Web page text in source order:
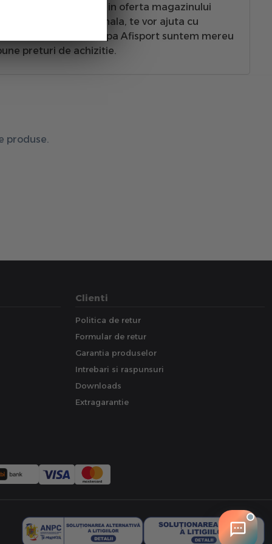
si aparate de sport in oferta magazinului
sau multifunctionala, te vor ajuta cu
chiar zilnic. Noi, Echipa Afisport suntem mereu
preturi de achizitie.
produse.
Clienti
Politica de retur
Formular de retur
Garantia produselor
Intrebari si raspunsuri
Downloads
Extragarantie